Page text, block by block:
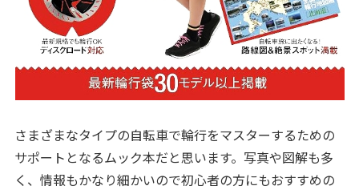
さまざまなタイプの自転車で輪行をマスターするための
サポートとなるムック本だと思います。写真や図解も多
く、情報もかなり細かいので初心者の方にもおすすめの